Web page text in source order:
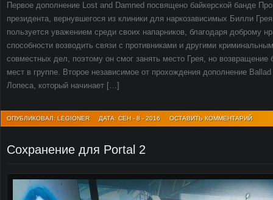
Первое дополнение Lost and Damned посвящено байкерской банде
президента, вернувшегося из клиники для наркозависимых Билли
пользуется уважением среди своих напарников, благодаря доброму
способности возводить связи с противниками и другими
совместных дел, поэтому он смог занять место Грея, но возвращение
мест в группе. Второе независимое от прохождения дополнение
Лопеса, который начинает […]
ОПУБЛИКОВАЛ: LEGIONER ДАТА: СЕН - 8 - 2016 ОСТАВИТЬ КОММЕНТАРИЙ
Сохранение для Portal 2